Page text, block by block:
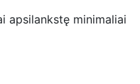
apsilankstę minimaliai